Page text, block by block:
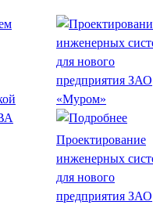
Проектирование
инженерных
для нового
предприятия ЗАО